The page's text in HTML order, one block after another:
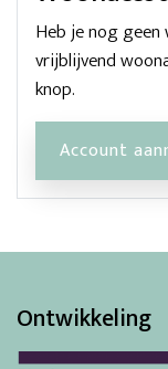
Heb je nog geen
vrijblijvend
knop.
Account
Ontwikkeling